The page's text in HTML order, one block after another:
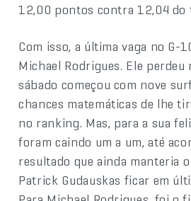
12,00 pontos contra 12,04 do
Com isso, a última vaga no G-
Michael Rodrigues. Ele perdeu
sábado começou com nove
chances matemáticas de lhe
no ranking. Mas, para a sua
foram caindo um a um, até
resultado que ainda manteria
Patrick Gudauskas ficar em